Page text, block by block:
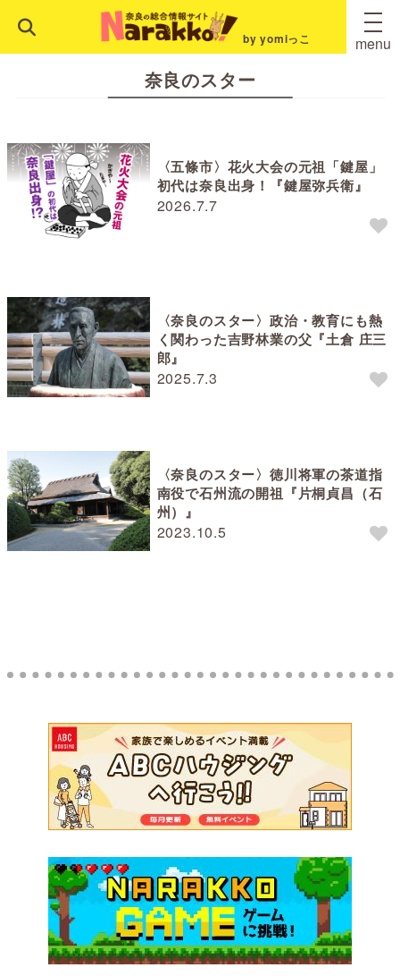
by yomiっこ menu
奈良のスター
2026.7.7
〈五條市〉花火大会の元祖「鍵屋」
初代は奈良出身！『鍵屋弥兵衛』
2025.7.3
〈奈良のスター〉政治・教育にも熱
く関わった吉野林業の父『土倉 庄三
郎』
2023.10.5
〈奈良のスター〉徳川将軍の茶道指
南役で石州流の開祖『片桐貞昌（石
州）』